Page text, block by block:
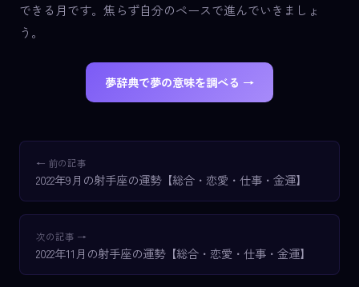
できる月です。焦らず自分のペースで進んでいきましょ
う。
夢辞典で夢の意味を調べる →
← 前の記事
2022年9月の射手座の運勢【総合・恋愛・仕事・金運】
次の記事 →
2022年11月の射手座の運勢【総合・恋愛・仕事・金運】